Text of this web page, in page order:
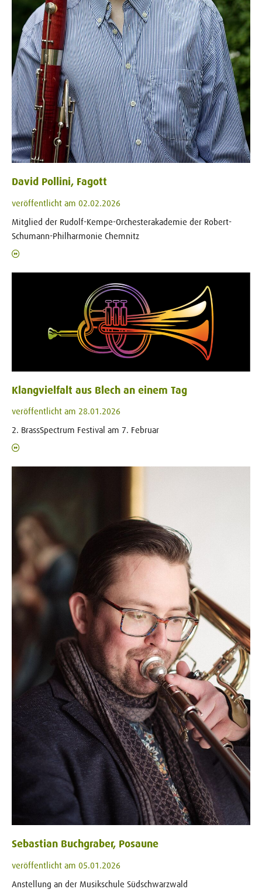
David Pollini, Fagott
veröffentlicht am 02.02.2026
Mitglied der Rudolf-Kempe-Orchesterakademie der Robert-
Schumann-Philharmonie Chemnitz
Klangvielfalt aus Blech an einem Tag
veröffentlicht am 28.01.2026
2. BrassSpectrum Festival am 7. Februar
Sebastian Buchgraber, Posaune
veröffentlicht am 05.01.2026
Anstellung an der Musikschule Südschwarzwald